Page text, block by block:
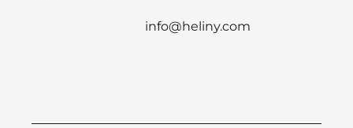
info@heliny.com